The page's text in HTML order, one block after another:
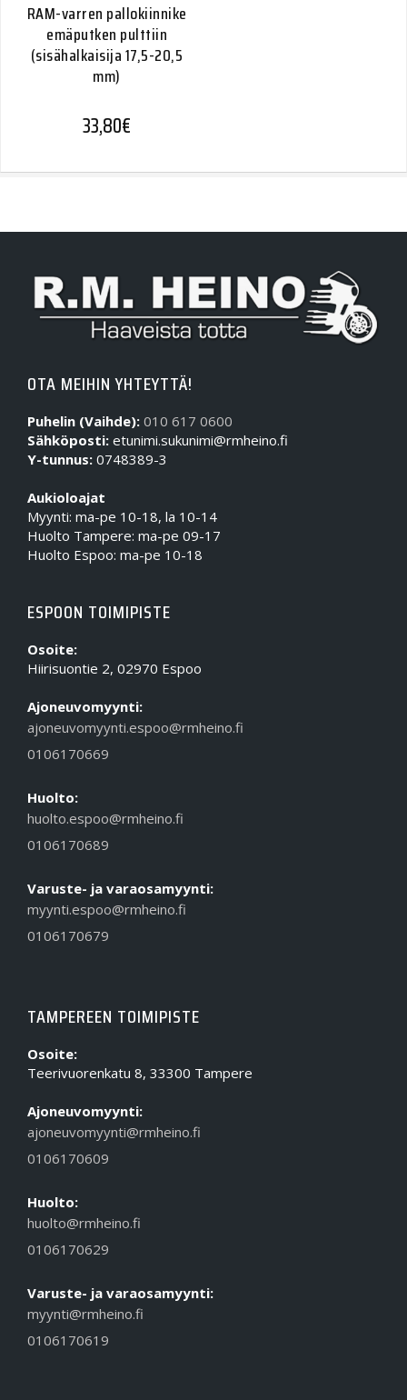
RAM-varren pallokiinnike
emäputken pulttiin
(sisähalkaisija 17,5-20,5
mm)
33,80€
OTA MEIHIN YHTEYTTÄ!
Puhelin (Vaihde): 010 617 0600
Sähköposti: etunimi.sukunimi@rmheino.fi
Y-tunnus: 0748389-3
Aukioloajat
Myynti: ma-pe 10-18, la 10-14
Huolto Tampere: ma-pe 09-17
Huolto Espoo: ma-pe 10-18
ESPOON TOIMIPISTE
Osoite:
Hiirisuontie 2, 02970 Espoo
Ajoneuvomyynti:
ajoneuvomyynti.espoo@rmheino.fi
0106170669
Huolto:
huolto.espoo@rmheino.fi
0106170689
Varuste- ja varaosamyynti:
myynti.espoo@rmheino.fi
0106170679
TAMPEREEN TOIMIPISTE
Osoite:
Teerivuorenkatu 8, 33300 Tampere
Ajoneuvomyynti:
ajoneuvomyynti@rmheino.fi
0106170609
Huolto:
huolto@rmheino.fi
0106170629
Varuste- ja varaosamyynti:
myynti@rmheino.fi
0106170619